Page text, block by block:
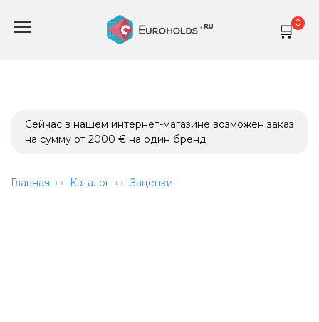
0
Сейчас в нашем интернет-магазине возможен заказ
на сумму от 2000 € на один бренд
Главная Каталог Зацепки